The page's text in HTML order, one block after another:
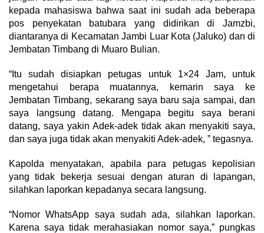
kepada mahasiswa bahwa saat ini sudah ada beberapa
pos penyekatan batubara yang didirikan di Jamzbi,
diantaranya di Kecamatan Jambi Luar Kota (Jaluko) dan di
Jembatan Timbang di Muaro Bulian.
“Itu sudah disiapkan petugas untuk 1×24 Jam, untuk
mengetahui berapa muatannya, kemarin saya ke
Jembatan Timbang, sekarang saya baru saja sampai, dan
saya langsung datang. Mengapa begitu saya berani
datang, saya yakin Adek-adek tidak akan menyakiti saya,
dan saya juga tidak akan menyakiti Adek-adek, ” tegasnya.
Kapolda menyatakan, apabila para petugas kepolisian
yang tidak bekerja sesuai dengan aturan di lapangan,
silahkan laporkan kepadanya secara langsung.
“Nomor WhatsApp saya sudah ada, silahkan laporkan.
Karena saya tidak merahasiakan nomor saya,” pungkas